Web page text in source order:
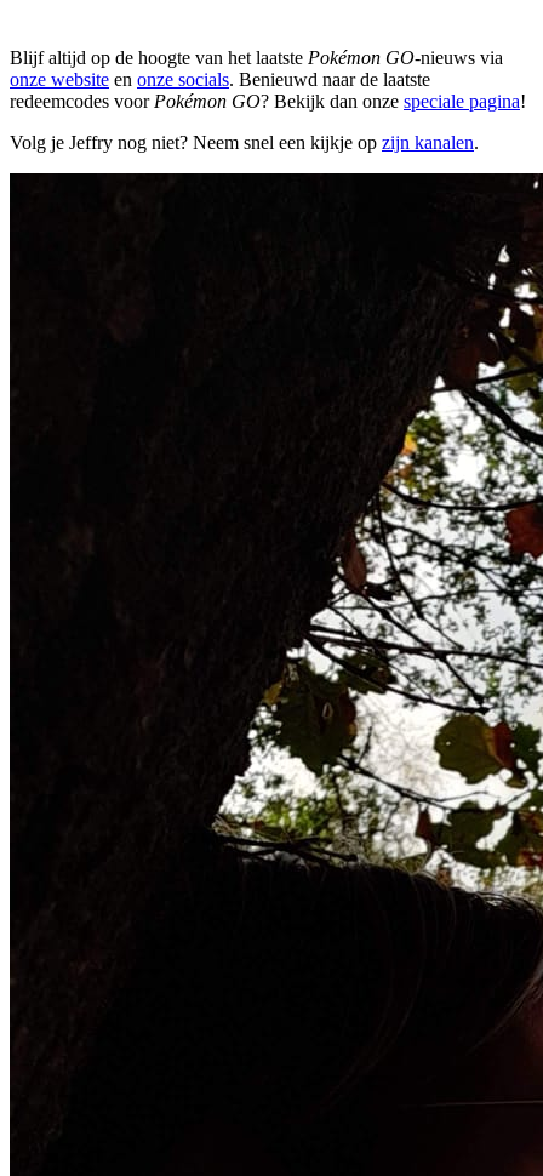
Blijf altijd op de hoogte van het laatste Pokémon GO-nieuws via
onze website en onze socials. Benieuwd naar de laatste
redeemcodes voor Pokémon GO? Bekijk dan onze speciale pagina!
Volg je Jeffry nog niet? Neem snel een kijkje op zijn kanalen.